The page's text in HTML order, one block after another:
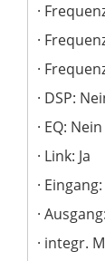
DSP:
EQ: Nein
Link: Ja
integr.